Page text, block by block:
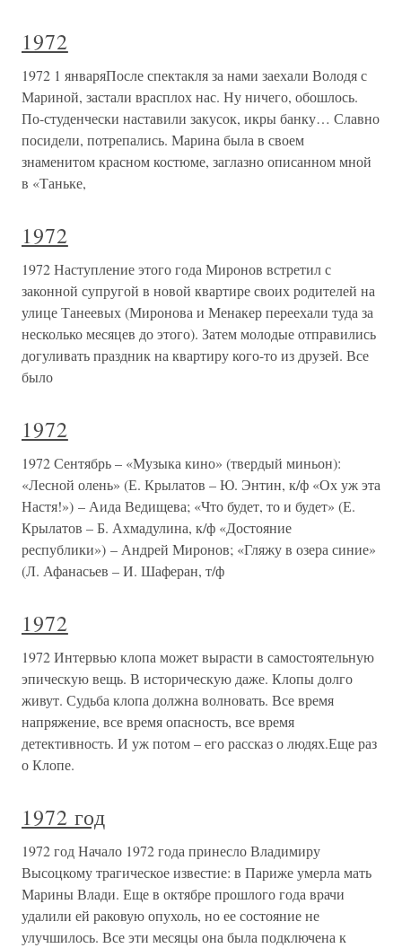
1972
1972 1 январяПосле спектакля за нами заехали Володя с
Мариной, застали врасплох нас. Ну ничего, обошлось.
По-студенчески наставили закусок, икры банку… Славно
посидели, потрепались. Марина была в своем
знаменитом красном костюме, заглазно описанном мной
в «Таньке,
1972
1972 Наступление этого года Миронов встретил с
законной супругой в новой квартире своих родителей на
улице Танеевых (Миронова и Менакер переехали туда за
несколько месяцев до этого). Затем молодые отправились
догуливать праздник на квартиру кого-то из друзей. Все
было
1972
1972 Сентябрь – «Музыка кино» (твердый миньон):
«Лесной олень» (Е. Крылатов – Ю. Энтин, к/ф «Ох уж эта
Настя!») – Аида Ведищева; «Что будет, то и будет» (Е.
Крылатов – Б. Ахмадулина, к/ф «Достояние
республики») – Андрей Миронов; «Гляжу в озера синие»
(Л. Афанасьев – И. Шаферан, т/ф
1972
1972 Интервью клопа может вырасти в самостоятельную
эпическую вещь. В историческую даже. Клопы долго
живут. Судьба клопа должна волновать. Все время
напряжение, все время опасность, все время
детективность. И уж потом – его рассказ о людях.Еще раз
о Клопе.
1972 год
1972 год Начало 1972 года принесло Владимиру
Высоцкому трагическое известие: в Париже умерла мать
Марины Влади. Еще в октябре прошлого года врачи
удалили ей раковую опухоль, но ее состояние не
улучшилось. Все эти месяцы она была подключена к